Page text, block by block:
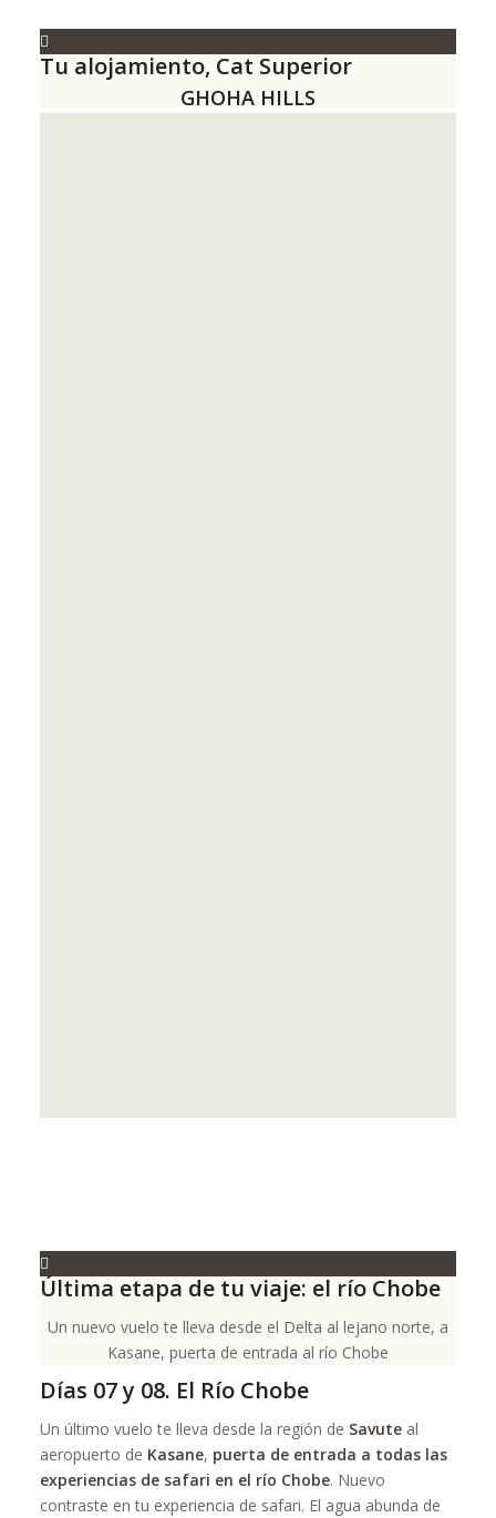
Tu alojamiento, Cat Superior
GHOHA HILLS
Última etapa de tu viaje: el río Chobe
Un nuevo vuelo te lleva desde el Delta al lejano norte, a
Kasane, puerta de entrada al río Chobe
Días 07 y 08. El Río Chobe
Un último vuelo te lleva desde la región de Savuteal
aeropuerto de Kasane, puerta de entrada a todas las
experiencias de safari en el río Chobe. Nuevo
contraste en tu experiencia de safari. El agua abunda de